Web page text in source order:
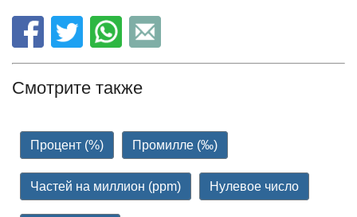
Смотрите также
Процент (%) Промилле (‰)
Частей на миллион (ppm) Нулевое число